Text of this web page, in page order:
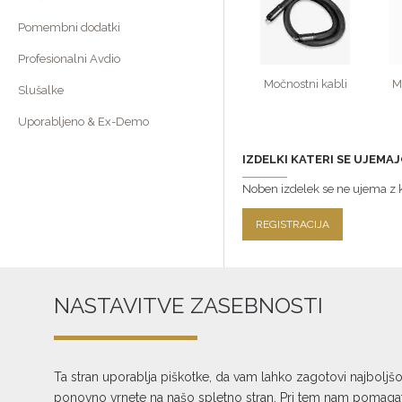
Pomembni dodatki
Profesionalni Avdio
Slušalke
Uporabljeno & Ex-Demo
Močnostni kabli
IZDELKI KATERI SE
Noben izdelek se ne ujema z
REGISTRACIJA
NASTAVITVE ZASEBNOSTI
Ta stran uporablja piškotke, da vam lahko zagotovi
ponovno vrnete na našo spletno stran. Pri tem nam